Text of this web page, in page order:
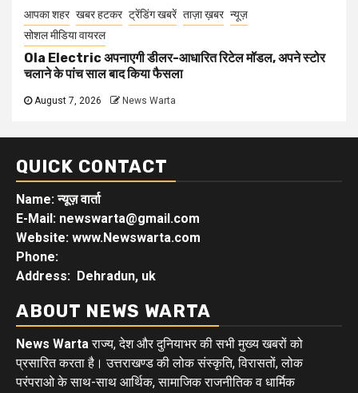
आपका शहर खबर हटकर ट्रेंडिंग खबरें ताज़ा ख़बर न्यूज़
सोशल मीडिया वायरल
Ola Electric अपनाएगी डीलर-आधारित रिटेल मॉडल, अपने स्टोर
चलाने के पांच साल बाद किया फैसला
August 7, 2026 News Warta
QUICK CONTACT
Name: न्यूज़ वार्ता
E-Mail: newswarta@gmail.com
Website: www.Newswarta.com
Phone:
Address: Dehradun, uk
ABOUT NEWS WARTA
News Wartaराज्य, देश और दुनियाभर की सभी मुख्य खबरों को
प्रसारित करता है। उत्तराखण्ड की लोक संस्कृति, विरासतों, लोक
परंपराओ के साथ-साथ आर्थिक, सामाजिक राजनीतिक व धार्मिक